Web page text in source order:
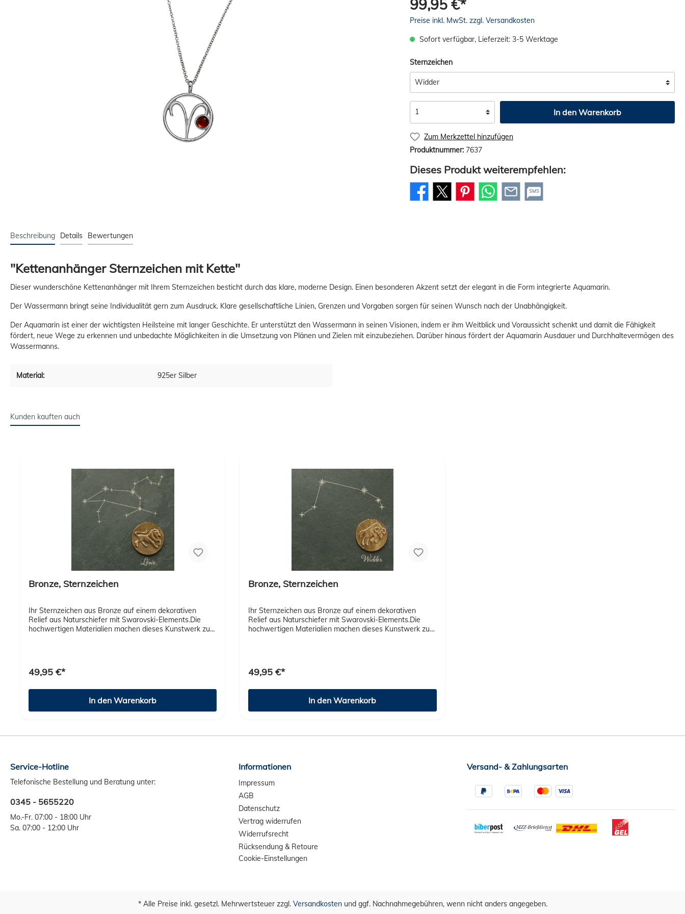
99,95 €*
Preise inkl. MwSt. zzgl. Versandkosten
Sofort verfügbar, Lieferzeit: 3-5 Werktage
Sternzeichen
In den Warenkorb
Zum Merkzettel hinzufügen
Produktnummer: 7637
Dieses Produkt weiterempfehlen:
SMS
Beschreibung Details Bewertungen
"Kettenanhänger Sternzeichen mit Kette"
Dieser wunderschöne Kettenanhänger mit Ihrem Sternzeichen besticht durch das klare, moderne Design. Einen besonderen Akzent setzt der elegant in die Form integrierte Aquamarin.
Der Wassermann bringt seine Individualität gern zum Ausdruck. Klare gesellschaftliche Linien, Grenzen und Vorgaben sorgen für seinen Wunsch nach der Unabhängigkeit.
Der Aquamarin ist einer der wichtigsten Heilsteine mit langer Geschichte. Er unterstützt den Wassermann in seinen Visionen, indem er ihm Weitblick und Voraussicht schenkt und damit die Fähigkeit
fördert, neue Wege zu erkennen und unbedachte Möglichkeiten in die Umsetzung von Plänen und Zielen mit einzubeziehen. Darüber hinaus fördert der Aquamarin Ausdauer und Durchhaltevermögen des
Wassermanns.
Material: 925er Silber
Kunden kauften auch
Bronze, Sternzeichen
Ihr Sternzeichen aus Bronze auf einem dekorativen
Relief aus Naturschiefer mit Swarovski-Elements.Die
hochwertigen Materialien machen dieses Kunstwerk zu
49,95 €*
In den Warenkorb
Bronze, Sternzeichen
Ihr Sternzeichen aus Bronze auf einem dekorativen
Relief aus Naturschiefer mit Swarovski-Elements.Die
hochwertigen Materialien machen dieses Kunstwerk zu
49,95 €*
In den Warenkorb
Service-Hotline
Telefonische Bestellung und Beratung unter:
0345 - 5655220
Mo.-Fr. 07:00 - 18:00 Uhr
Sa. 07:00 - 12:00 Uhr
Informationen
Impressum
AGB
Datenschutz
Vertrag widerrufen
Widerrufsrecht
Rücksendung & Retoure
Cookie-Einstellungen
Versand- & Zahlungsarten
* Alle Preise inkl. gesetzl. Mehrwertsteuer zzgl. Versandkostenund ggf. Nachnahmegebühren, wenn nicht anders angegeben.